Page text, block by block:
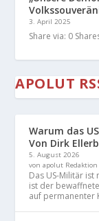
3. April 2025
Share via: 0
APOLUT
Warum das
Von Dirk
5. August 2026
von apolut Redaktion
Das US-Militär ist
ist der
auf permanenter